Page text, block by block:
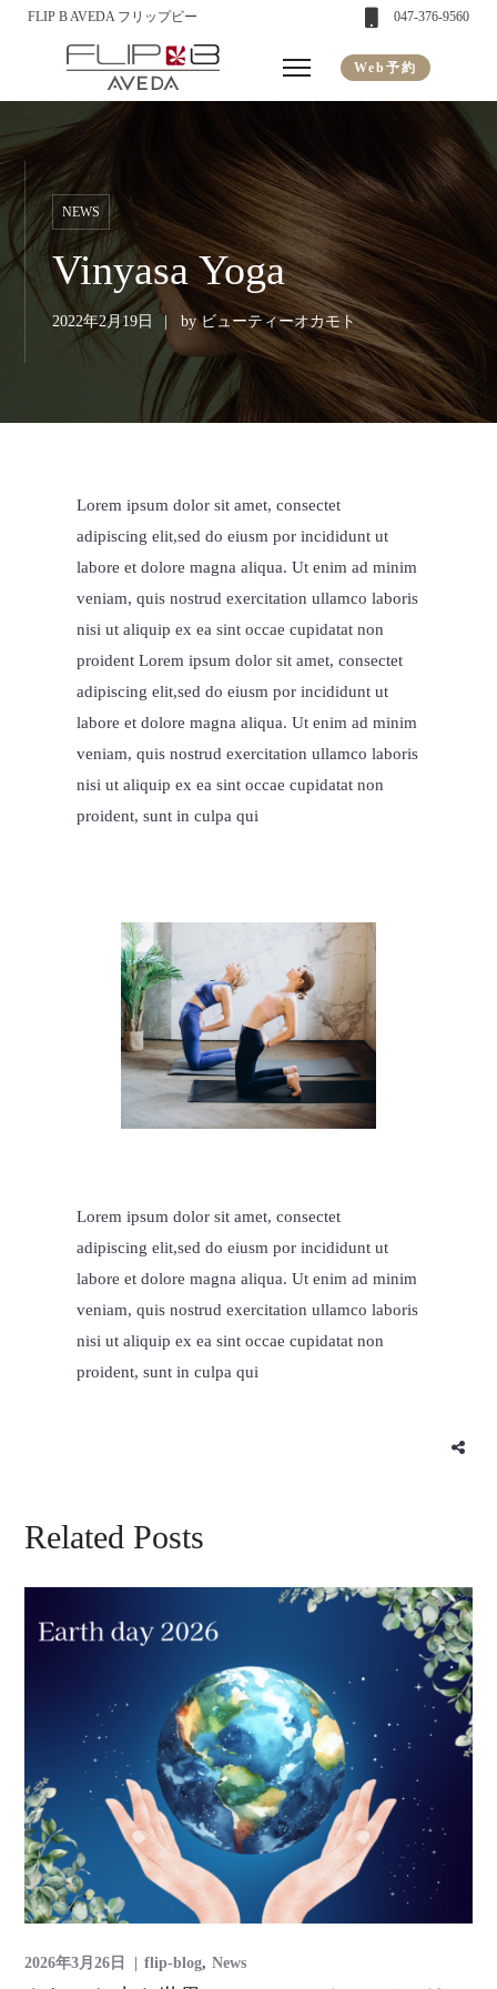
FLIP B AVEDA フリップビー 047-376-9560
Web予約
NEWS
Vinyasa Yoga
2022年2月19日 byビューティーオカモト
Lorem ipsum dolor sit amet, consectet
adipiscing elit,sed do eiusm por incididunt ut
labore et dolore magna aliqua. Ut enim ad minim
veniam, quis nostrud exercitation ullamco laboris
nisi ut aliquip ex ea sint occae cupidatat non
proident Lorem ipsum dolor sit amet, consectet
adipiscing elit,sed do eiusm por incididunt ut
labore et dolore magna aliqua. Ut enim ad minim
veniam, quis nostrud exercitation ullamco laboris
nisi ut aliquip ex ea sint occae cupidatat non
proident, sunt in culpa qui
Lorem ipsum dolor sit amet, consectet
adipiscing elit,sed do eiusm por incididunt ut
labore et dolore magna aliqua. Ut enim ad minim
veniam, quis nostrud exercitation ullamco laboris
nisi ut aliquip ex ea sint occae cupidatat non
proident, sunt in culpa qui
Related Posts
2026年3月26日 flip-blog News